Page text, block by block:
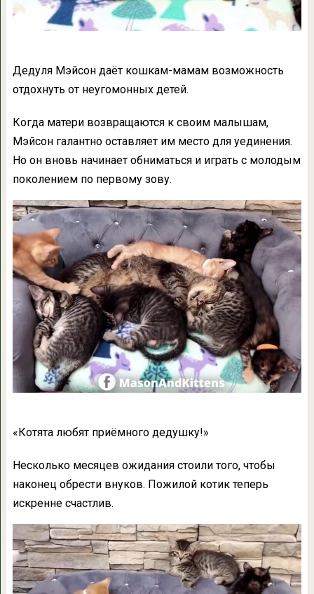
Дедуля Мэйсон даёт кошкам-мамам возможность
отдохнуть от неугомонных детей.
Когда матери возвращаются к своим малышам,
Мэйсон галантно оставляет им место для уединения.
Но он вновь начинает обниматься и играть с молодым
поколением по первому зову.
«Котята любят приёмного дедушку!»
Несколько месяцев ожидания стоили того, чтобы
наконец обрести внуков. Пожилой котик теперь
искренне счастлив.